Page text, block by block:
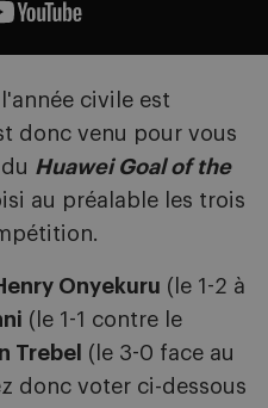
civile est
donc venu pour vous
Huawei Goal of the
au préalable les trois
Onyekuru (le 1-2 à
(le 1-1 contre le
Trebel (le 3-0 face au
donc voter ci-dessous